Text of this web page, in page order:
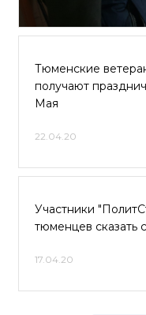
Тюменские
получают
Мая
22.04.20
Участники
тюменцев сказать
17.04.20